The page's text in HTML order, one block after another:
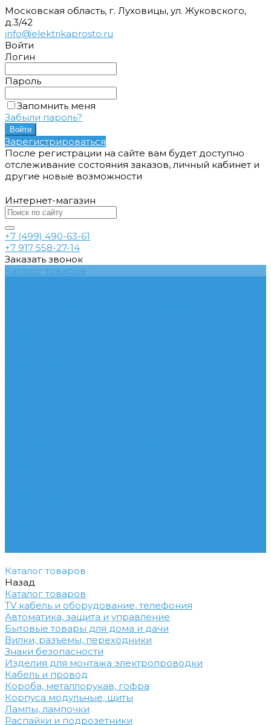
Московская область, г. Луховицы, ул. Жуковского,
д.3/42
info@elektrikaprosto.ru
Войти
Логин
Пароль
Запомнить меня
Забыли пароль?
Зарегистрироваться
После регистрации на сайте вам будет доступно
отслеживание состояния заказов, личный кабинет и
другие новые возможности
Интернет-магазин
+7 (499) 490-63-61
+7 917 558-27-14
Заказать звонок
Каталог товаров
Каталог товаров
Назад
Каталог товаров
TV кабель и оборудование, телефония
Автоматика, защита и управление
Бытовые товары для дома и дачи
Вилки, разъемы, переходники
Знаки безопасности
Изделия для монтажа электропроводки
Кабель и провод
Короба, металлорукав, гофра
Корпуса модульные, щиты
Лампы, лампочки
Распайки и подрозетники